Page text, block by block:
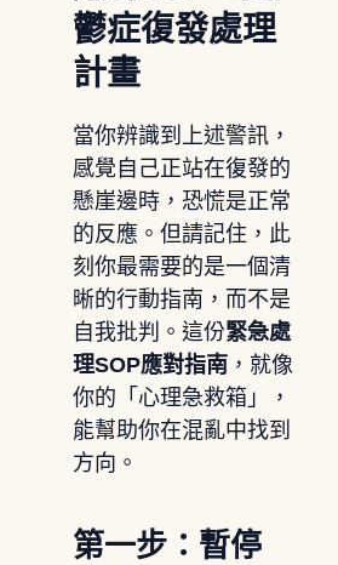
鬱症復發處理
計畫
當你辨識到上述警訊，
感覺自己正站在復發的
懸崖邊時，恐慌是正常
的反應。但請記住，此
刻你最需要的是一個清
晰的行動指南，而不是
自我批判。這份緊急處
理SOP應對指南，就像
你的「心理急救箱」，
能幫助你在混亂中找到
方向。
第一步：暫停